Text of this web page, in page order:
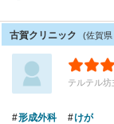
古賀クリニック (佐賀県
テルテル坊
形成外科 けが